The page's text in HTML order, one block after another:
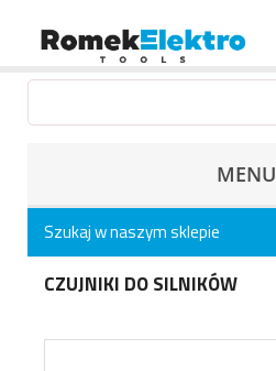
MENU
CZUJNIKI DO SILNIKÓW